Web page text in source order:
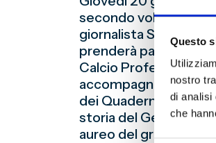
Questo
nostro
di analisi
che
secondo volume
giornalista
prenderà parte il
Calcio
accompagnato da
dei Quaderni della
storia del Genoa
aureo del grande